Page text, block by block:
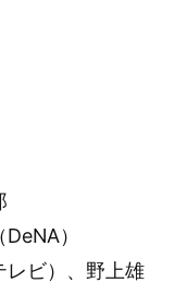
）
レビ）、野上雄